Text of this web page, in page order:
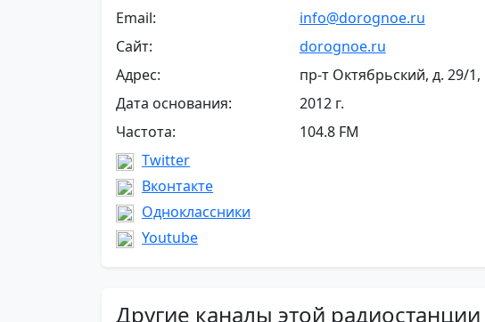
Email:
info@dorognoe.ru
Сайт:
dorognoe.ru
Адрес:
пр-т Октябрьский, д. 29/
Дата основания:
2012 г.
Частота:
104.8 FM
Twitter
Вконтакте
Одноклассники
Youtube
Другие каналы этой радиостанции